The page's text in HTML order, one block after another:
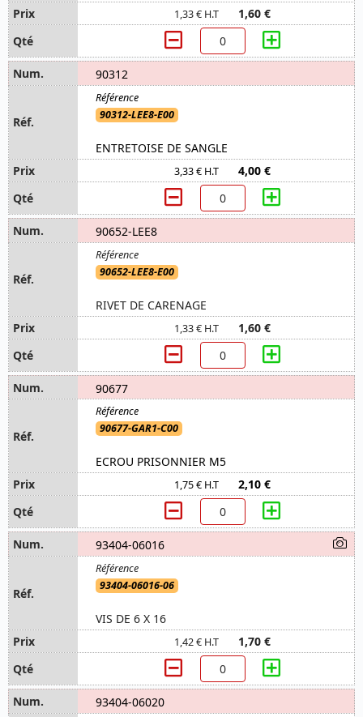
1,33 € H.T 1,60 €
90312
90312-LEE8-E00
ENTRETOISE DE SANGLE
3,33 € H.T 4,00 €
90652-LEE8
90652-LEE8-E00
RIVET DE CARENAGE
1,33 € H.T 1,60 €
90677
90677-GAR1-C00
ECROU PRISONNIER M5
1,75 € H.T 2,10 €
93404-06016
93404-06016-06
VIS DE 6 X 16
1,42 € H.T 1,70 €
93404-06020